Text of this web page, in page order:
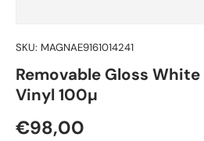
SKU: MAGNAE9161014241
Removable Gloss
Vinyl 100µ
Precio normal
€98,00